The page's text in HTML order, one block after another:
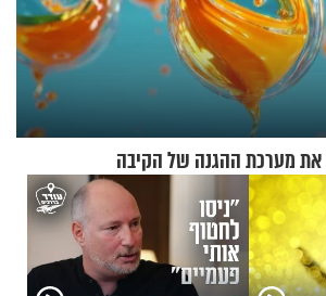
מערכת ההגנה של הקיבה